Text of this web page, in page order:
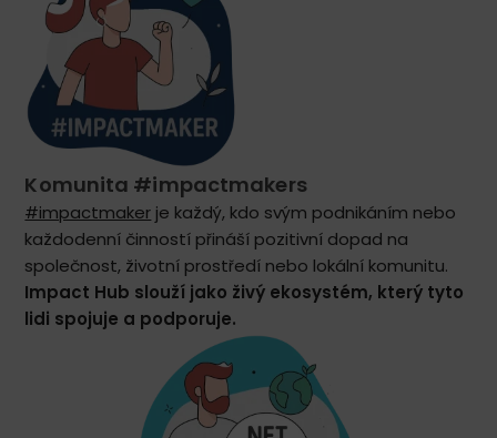
Komunita #impactmakers
#impactmaker je každý, kdo svým podnikáním nebo
každodenní činností přináší pozitivní dopad na
společnost, životní prostředí nebo lokální komunitu.
Impact Hub slouží jako živý ekosystém, který tyto
lidi spojuje a podporuje.